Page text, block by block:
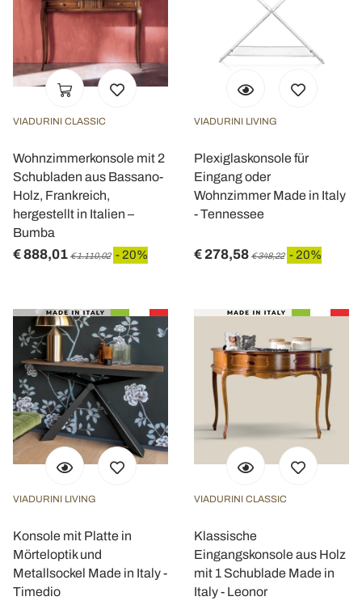
VIADURINI CLASSIC
Wohnzimmerkonsole mit 2
Schubladen aus Bassano-
Holz, Frankreich,
hergestellt in Italien –
Bumba
€ 888,01 € 1.110,02 - 20%
VIADURINI LIVING
Plexiglaskonsole für
Eingang oder
Wohnzimmer Made in Italy
- Tennessee
€ 278,58 € 348,22 - 20%
VIADURINI LIVING
Konsole mit Platte in
Mörteloptik und
Metallsockel Made in Italy -
Timedio
VIADURINI CLASSIC
Klassische
Eingangskonsole aus Holz
mit 1 Schublade Made in
Italy - Leonor